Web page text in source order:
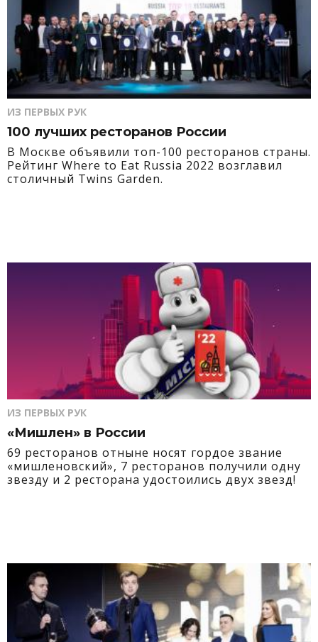
ИЗ ПЕРВЫХ РУК
100 лучших ресторанов России
В Москве объявили топ-100 ресторанов страны.
Рейтинг Where to Eat Russia 2022 возглавил
столичный Twins Garden.
ИЗ ПЕРВЫХ РУК
«Мишлен» в России
69 ресторанов отныне носят гордое звание
«мишленовский», 7 ресторанов получили одну
звезду и 2 ресторана удостоились двух звезд!